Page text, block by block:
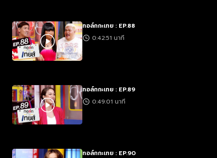
ทอล์กกะเทย : EP.88
0:42:51 นาที
ทอล์กกะเทย : EP.89
0:49:01 นาที
ทอล์กกะเทย : EP.90